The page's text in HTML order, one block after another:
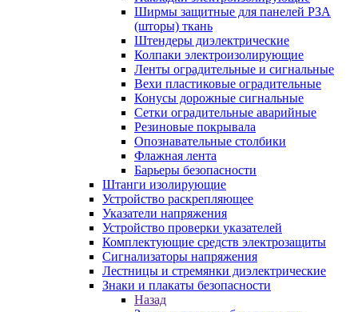
Ширмы защитные для панелей РЗА
(шторы) ткань
Штендеры диэлектрические
Колпаки электроизолирующие
Ленты оградительные и сигнальные
Вехи пластиковые оградительные
Конусы дорожные сигнальные
Сетки оградительные аварийные
Резиновые покрывала
Опознавательные столбики
Флажная лента
Барьеры безопасности
Штанги изолирующие
Устройство раскрепляющее
Указатели напряжения
Устройство проверки указателей
Комплектующие средств электрозащиты
Сигнализаторы напряжения
Лестницы и стремянки диэлектрические
Знаки и плакаты безопасности
Назад